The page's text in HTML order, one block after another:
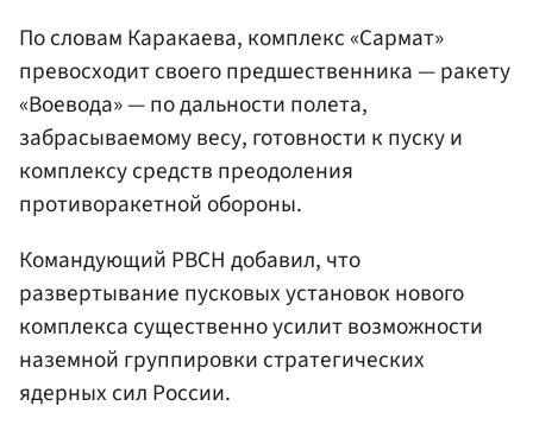
По словам Каракаева, комплекс «Сармат»
превосходит своего предшественника — ракету
«Воевода» — по дальности полета,
забрасываемому весу, готовности к пуску и
комплексу средств преодоления
противоракетной обороны.
Командующий РВСН добавил, что
развертывание пусковых установок нового
комплекса существенно усилит возможности
наземной группировки стратегических
ядерных сил России.